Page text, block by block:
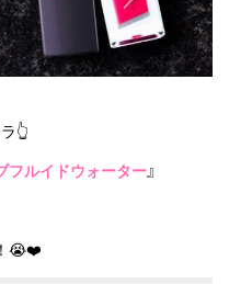
👆
フルイドウォーター』
😭❤️